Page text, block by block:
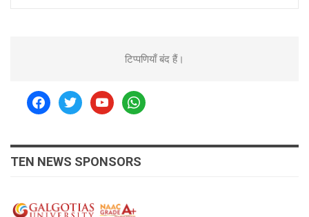
टिप्पणियाँ बंद हैं।
facebooktwitteryoutubewhatsapp
TEN NEWS SPONSORS